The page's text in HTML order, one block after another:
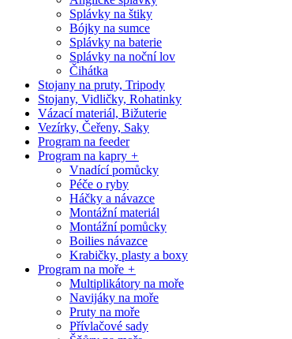
Splávky na štiky
Bójky na sumce
Splávky na baterie
Splávky na noční lov
Čihátka
Stojany na pruty, Tripody
Stojany, Vidličky, Rohatinky
Vázací materiál, Bižuterie
Vezírky, Čeřeny, Saky
Program na feeder
Program na kapry +
Vnadící pomůcky
Péče o ryby
Háčky a návazce
Montážní materiál
Montážní pomůcky
Boilies návazce
Krabičky, plasty a boxy
Program na moře +
Multiplikátory na moře
Navijáky na moře
Pruty na moře
Přívlačové sady